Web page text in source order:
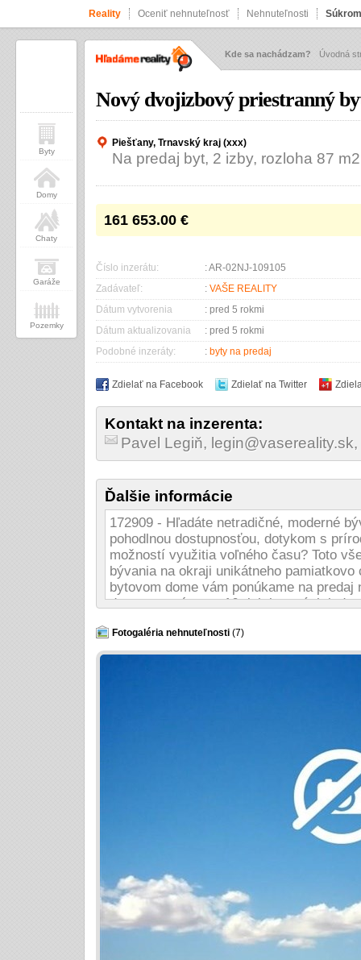
Reality Oceniť nehnuteľnosť Nehnuteľnosti
Kde sa nachádzam? Úvodná
Nový dvojizbový priestranný
Piešťany, Trnavský kraj (xxx)
Na predaj byt, 2 izby, rozloha 87 m2
161 653.00 €
Číslo inzerátu:
: AR-02NJ-109105
Zadávateľ:
: VAŠE REALITY
Dátum vytvorenia
: pred 5 rokmi
Dátum aktualizovania
: pred 5 rokmi
Podobné inzeráty:
: byty na predaj
Zdielať na Facebook Zdielať na Twitter
Kontakt na inzerenta:
Pavel Legiň,
Ďalšie informácie
172909 - Hľadáte netradičné, moderné
pohodlnou dostupnosťou, dotykom s
možností využitia voľného času? Toto
bývania na okraji unikátneho
bytovom dome vám ponúkame na
dom pozostáva zo 16-tich bytových
konštrukcie sú navrhnuté zo
železobetónovými stĺpami. Vonkajší
steny medzi bytmi a protihluková
obytných miestnostiach laminátová
keramická dlažba, v kúpeľni keramický
- zariaďovacie predmety ( sanita ) vo
elektrorozvody v zmysle STN, krabice
vykurovanie centrálne, umiestnenie
tepla s meraním spotreby pre TÚV a
prosíme uvádzať na Vás i telefonický
BEZPLATNÝ kompletný hypotekárny
555/2005 Z.z. o energetickej
predaji nehnuteľnosti. Podľa súčasného
možné predpokladať zatriedenie do
Fotogaléria nehnuteľnosti (7)
Byty
Domy
Chaty
Garáže
Pozemky